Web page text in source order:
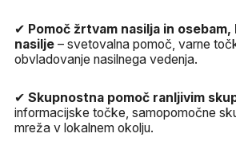
✔ Pomoč žrtvam nasilja in
nasilje– svetovalna pomoč, varne
obvladovanje nasilnega vedenja.
✔ Skupnostna pomoč ranljivim
informacijske točke, samopomočne
mreža v lokalnem okolju.